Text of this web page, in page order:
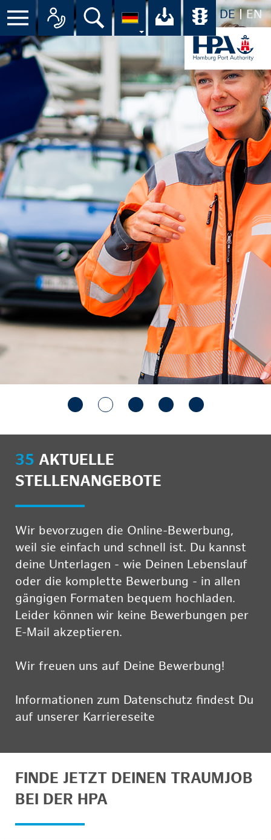
DE EN
Menü Alle Ansprechpartner im
Suche Ihr Download-
35 AKTUELLE
STELLENANGEBOTE
Wir bevorzugen die Online-Bewerbung,
weil sie einfach und schnell ist. Du kannst
deine Unterlagen - wie Deinen Lebenslauf
oder die komplette Bewerbung - in allen
gängigen Formaten bequem hochladen.
Leider können wir keine Bewerbungen per
E-Mail akzeptieren.
Wir freuen uns auf Deine Bewerbung!
Informationen zum Datenschutz findest Du
auf unserer Karriereseite
FINDE JETZT DEINEN TRAUMJOB
BEI DER HPA